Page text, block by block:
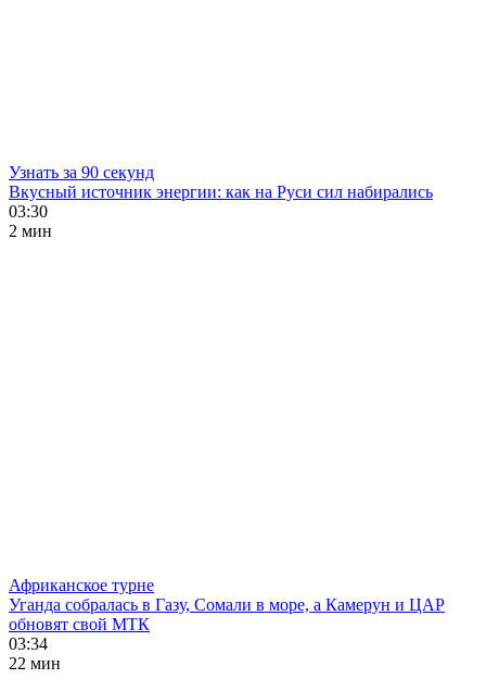
Узнать за 90 секунд
Вкусный источник энергии: как на Руси сил набирались
03:30
2 мин
Африканское турне
Уганда собралась в Газу, Сомали в море, а Камерун и ЦАР
обновят свой МТК
03:34
22 мин